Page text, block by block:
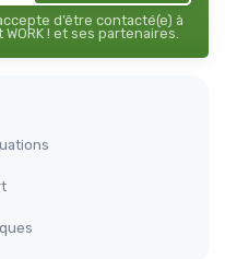
d’être contacté(e) à
! et ses partenaires.